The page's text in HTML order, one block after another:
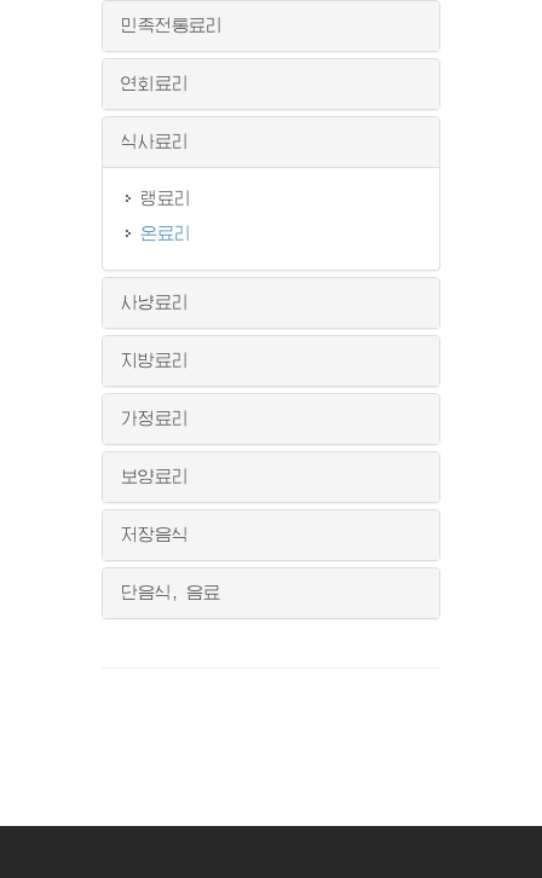
민족전통료리
연회료리
식사료리
랭료리
온료리
사냥료리
지방료리
가정료리
보양료리
저장음식
단음식, 음료